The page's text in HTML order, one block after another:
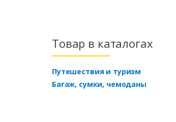
Товар в каталогах
Путешествия и туризм
Багаж, сумки, чемоданы